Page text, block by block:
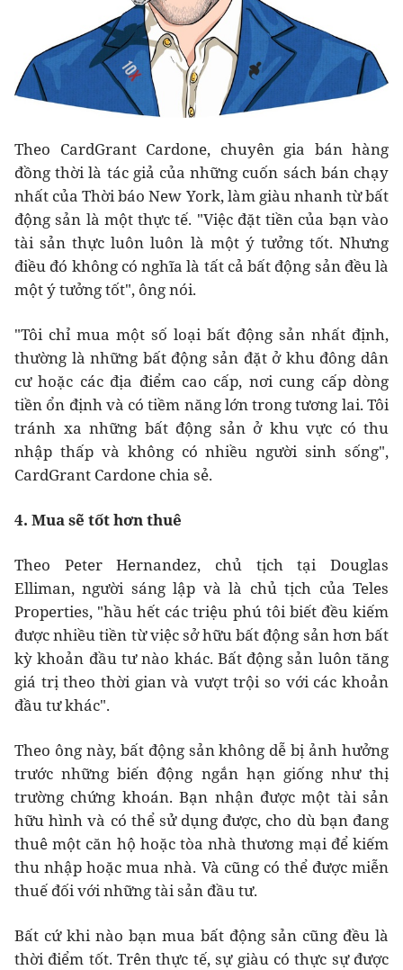
Theo CardGrant Cardone, chuyên gia bán hàng
đồng thời là tác giả của những cuốn sách bán chạy
nhất của Thời báo New York, làm giàu nhanh từ bất
động sản là một thực tế. "Việc đặt tiền của bạn vào
tài sản thực luôn luôn là một ý tưởng tốt. Nhưng
điều đó không có nghĩa là tất cả bất động sản đều là
một ý tưởng tốt", ông nói.
"Tôi chỉ mua một số loại bất động sản nhất định,
thường là những bất động sản đặt ở khu đông dân
cư hoặc các địa điểm cao cấp, nơi cung cấp dòng
tiền ổn định và có tiềm năng lớn trong tương lai. Tôi
tránh xa những bất động sản ở khu vực có thu
nhập thấp và không có nhiều người sinh sống",
CardGrant Cardone chia sẻ.
4. Mua sẽ tốt hơn thuê
Theo Peter Hernandez, chủ tịch tại Douglas
Elliman, người sáng lập và là chủ tịch của Teles
Properties, "hầu hết các triệu phú tôi biết đều kiếm
được nhiều tiền từ việc sở hữu bất động sản hơn bất
kỳ khoản đầu tư nào khác. Bất động sản luôn tăng
giá trị theo thời gian và vượt trội so với các khoản
đầu tư khác".
Theo ông này, bất động sản không dễ bị ảnh hưởng
trước những biến động ngắn hạn giống như thị
trường chứng khoán. Bạn nhận được một tài sản
hữu hình và có thể sử dụng được, cho dù bạn đang
thuê một căn hộ hoặc tòa nhà thương mại để kiếm
thu nhập hoặc mua nhà. Và cũng có thể được miễn
thuế đối với những tài sản đầu tư.
Bất cứ khi nào bạn mua bất động sản cũng đều là
thời điểm tốt. Trên thực tế, sự giàu có thực sự được